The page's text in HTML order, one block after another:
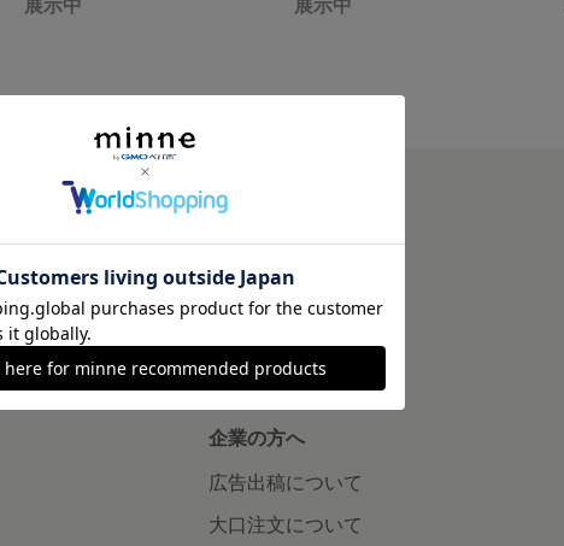
展示中 展示中
読みもの
minne学習帖
minneの本
企業の方へ
広告出稿について
大口注文について